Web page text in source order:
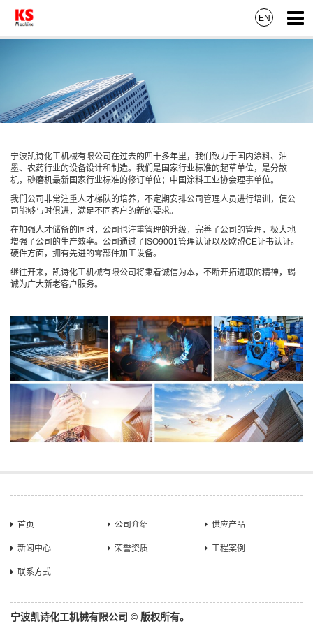
EN
宁波凯诗化工机械有限公司在过去的四十多年里，我们致力于国内涂料、油
墨、农药行业的设备设计和制造。我们是国家行业标准的起草单位，是分散
机，砂磨机最新国家行业标准的修订单位；中国涂料工业协会理事单位。
我们公司非常注重人才梯队的培养，不定期安排公司管理人员进行培训，使公
司能够与时俱进，满足不同客户的新的要求。
在加强人才储备的同时，公司也注重管理的升级，完善了公司的管理，极大地
增强了公司的生产效率。公司通过了ISO9001管理认证以及欧盟CE证书认证。
硬件方面，拥有先进的零部件加工设备。
继往开来，凯诗化工机械有限公司将秉着诚信为本，不断开拓进取的精神，竭
诚为广大新老客户服务。
首页 公司介绍 供应产品
新闻中心 荣誉资质 工程案例
联系方式
宁波凯诗化工机械有限公司 © 版权所有。